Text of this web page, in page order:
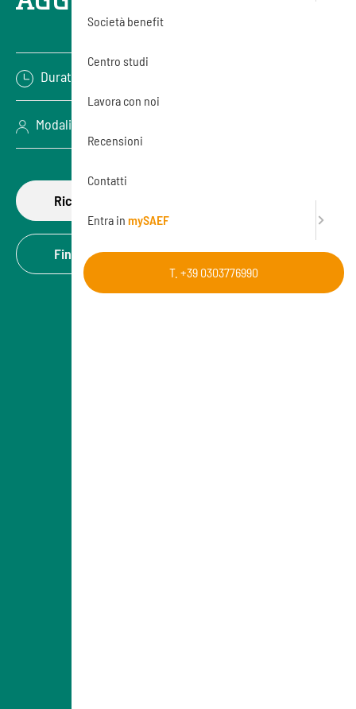
Durata: 8 ore
Modalità: Aula (In presenza)
Richiedi di partecipare
Finanzia la formazione
Società benefit
Centro studi
Lavora con noi
Recensioni
Contatti
Entra in mySAEF
T. +39 0303776990